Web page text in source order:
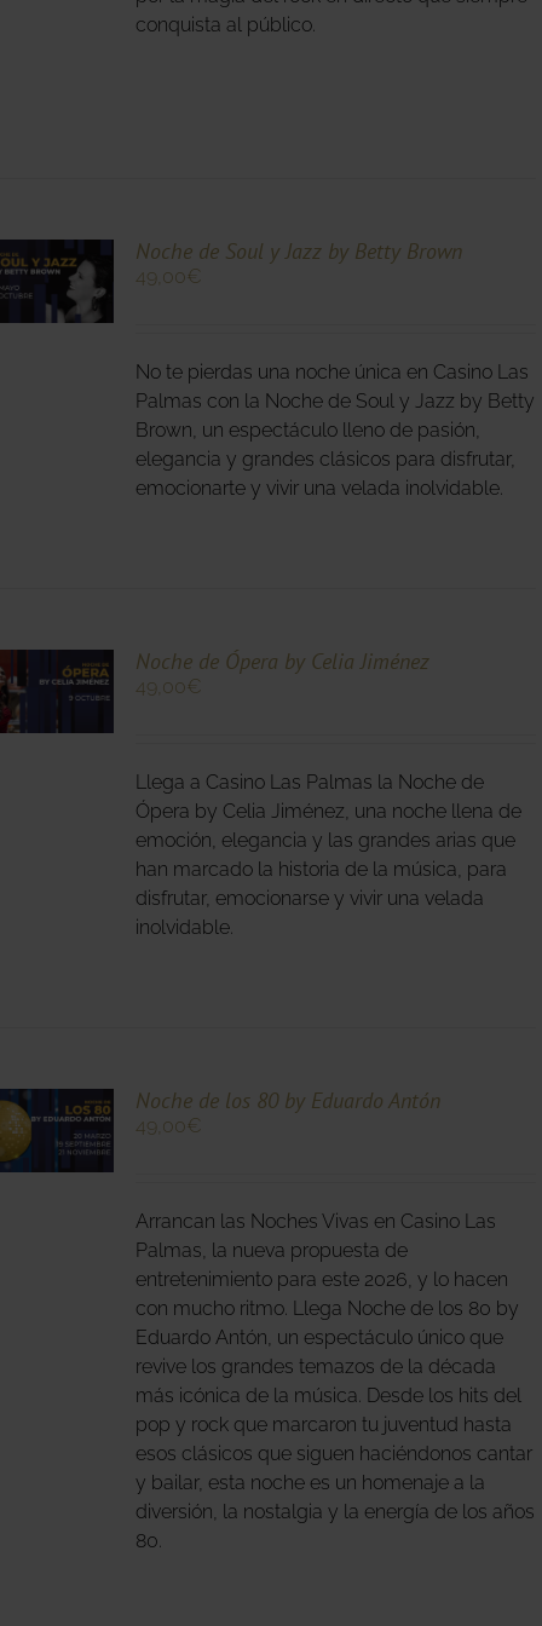
conquista al público.
Noche de Soul y Jazz by Betty Brown
49,00€
No te pierdas una noche única en Casino Las
Palmas con la Noche de Soul y Jazz by Betty
Brown, un espectáculo lleno de pasión,
elegancia y grandes clásicos para disfrutar,
emocionarte y vivir una velada inolvidable.
Noche de Ópera by Celia Jiménez
49,00€
Llega a Casino Las Palmas la Noche de
Ópera by Celia Jiménez, una noche llena de
emoción, elegancia y las grandes arias que
han marcado la historia de la música, para
disfrutar, emocionarse y vivir una velada
inolvidable.
Noche de los 80 by Eduardo Antón
49,00€
Arrancan las Noches Vivas en Casino Las
Palmas, la nueva propuesta de
entretenimiento para este 2026, y lo hacen
con mucho ritmo. Llega Noche de los 80 by
Eduardo Antón, un espectáculo único que
revive los grandes temazos de la década
más icónica de la música. Desde los hits del
pop y rock que marcaron tu juventud hasta
esos clásicos que siguen haciéndonos cantar
y bailar, esta noche es un homenaje a la
diversión, la nostalgia y la energía de los años
80.